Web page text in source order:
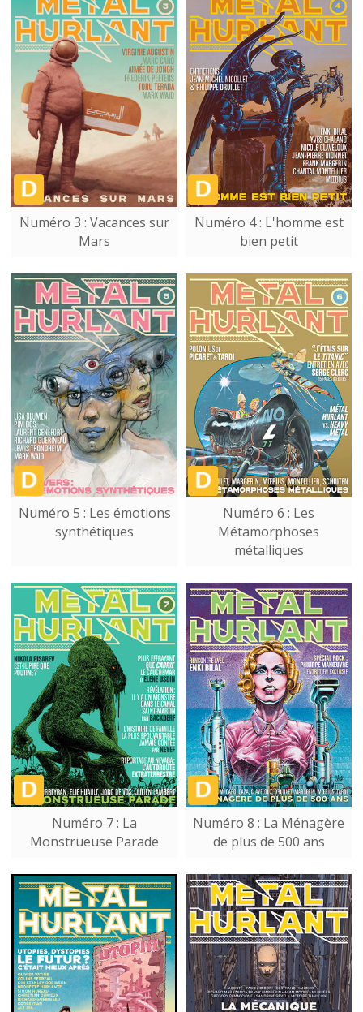
Numéro 3 : Vacances sur
Mars
Numéro 4 : L'homme est
bien petit
Numéro 5 : Les émotions
synthétiques
Numéro 6 : Les
Métamorphoses
métalliques
Numéro 7 : La
Monstrueuse Parade
Numéro 8 : La Ménagère
de plus de 500 ans